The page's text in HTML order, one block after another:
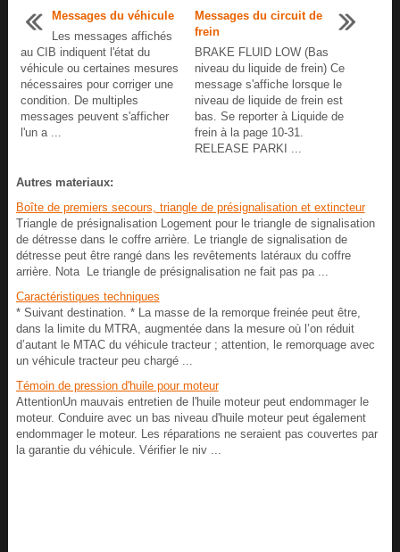
Messages du véhicule
Les messages affichés
au CIB indiquent l'état du
véhicule ou certaines mesures
nécessaires pour corriger une
condition. De multiples
messages peuvent s'afficher
l'un a ...
Messages du circuit de
frein
BRAKE FLUID LOW (Bas
niveau du liquide de frein) Ce
message s'affiche lorsque le
niveau de liquide de frein est
bas. Se reporter à Liquide de
frein à la page 10-31.
RELEASE PARKI ...
Autres materiaux:
Boîte de premiers secours, triangle de présignalisation et extincteur
Triangle de présignalisation Logement pour le triangle de signalisation
de détresse dans le coffre arrière. Le triangle de signalisation de
détresse peut être rangé dans les revêtements latéraux du coffre
arrière. Nota Le triangle de présignalisation ne fait pas pa ...
Caractéristiques techniques
* Suivant destination. * La masse de la remorque freinée peut être,
dans la limite du MTRA, augmentée dans la mesure où l’on réduit
d’autant le MTAC du véhicule tracteur ; attention, le remorquage avec
un véhicule tracteur peu chargé ...
Témoin de pression d'huile pour moteur
AttentionUn mauvais entretien de l'huile moteur peut endommager le
moteur. Conduire avec un bas niveau d'huile moteur peut également
endommager le moteur. Les réparations ne seraient pas couvertes par
la garantie du véhicule. Vérifier le niv ...